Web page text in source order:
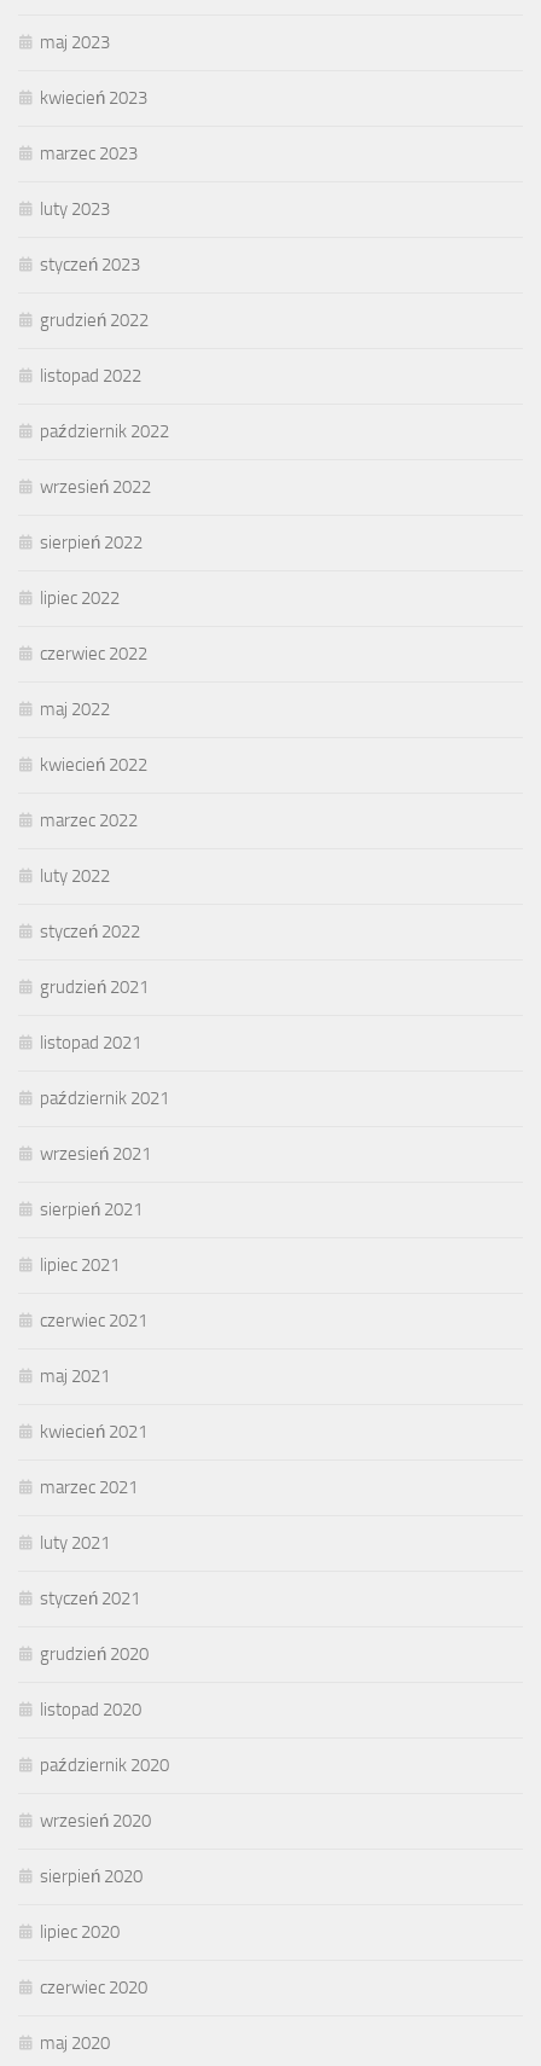
maj 2023
kwiecień 2023
marzec 2023
luty 2023
styczeń 2023
grudzień 2022
listopad 2022
październik 2022
wrzesień 2022
sierpień 2022
lipiec 2022
czerwiec 2022
maj 2022
kwiecień 2022
marzec 2022
luty 2022
styczeń 2022
grudzień 2021
listopad 2021
październik 2021
wrzesień 2021
sierpień 2021
lipiec 2021
czerwiec 2021
maj 2021
kwiecień 2021
marzec 2021
luty 2021
styczeń 2021
grudzień 2020
listopad 2020
październik 2020
wrzesień 2020
sierpień 2020
lipiec 2020
czerwiec 2020
maj 2020